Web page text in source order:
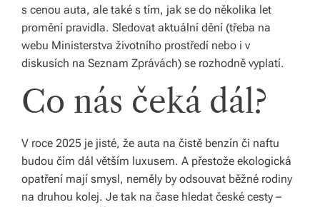
s cenou auta, ale také s tím, jak se do několika let
promění pravidla. Sledovat aktuální dění (třeba na
webu Ministerstva životního prostředí nebo i v
diskusích na Seznam Zprávách) se rozhodně vyplatí.
Co nás čeká dál?
V roce 2025 je jisté, že auta na čistě benzín či naftu
budou čím dál větším luxusem. A přestože ekologická
opatření mají smysl, neměly by odsouvat běžné rodiny
na druhou kolej. Je tak na čase hledat české cesty –